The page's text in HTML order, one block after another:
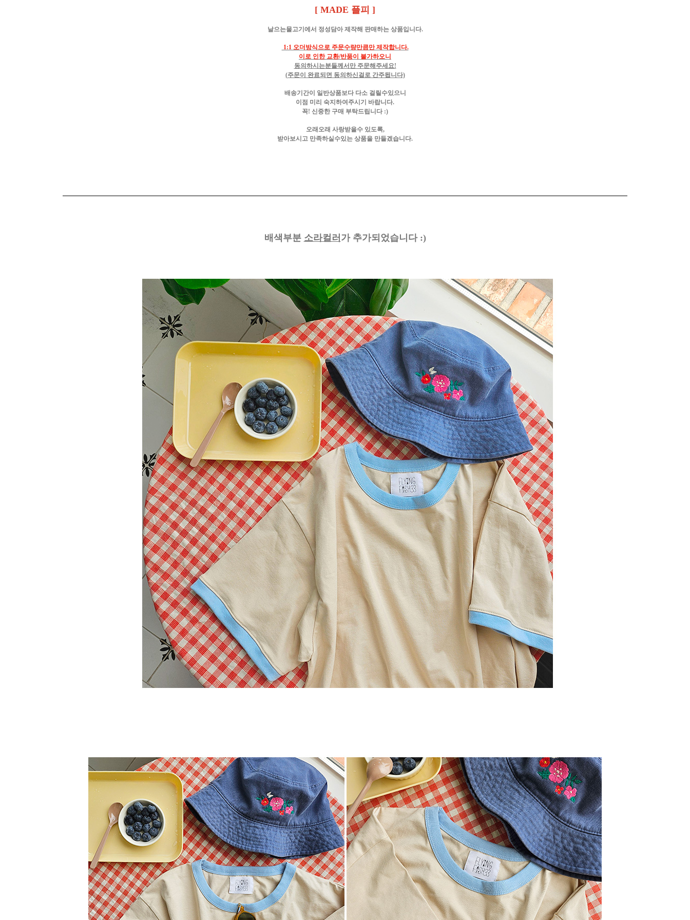
[ MADE 플피 ]
날으는물고기에서 정성담아 제작해 판매하는 상품입니다.
1:1 오더방식으로 주문수량만큼만 제작합니다.
이로 인한 교환/반품이 불가하오니
동의하시는분들께서만 주문해주세요!
(주문이 완료되면 동의하신걸로 간주됩니다)
배송기간이 일반상품보다 다소 걸릴수있으니
이점 미리 숙지하여주시기 바랍니다.
꼭! 신중한 구매 부탁드립니다 :)
오래오래 사랑받을수 있도록,
받아보시고 만족하실수있는 상품을 만들겠습니다.
배색부분 소라컬러 가 추가되었습니다 :)